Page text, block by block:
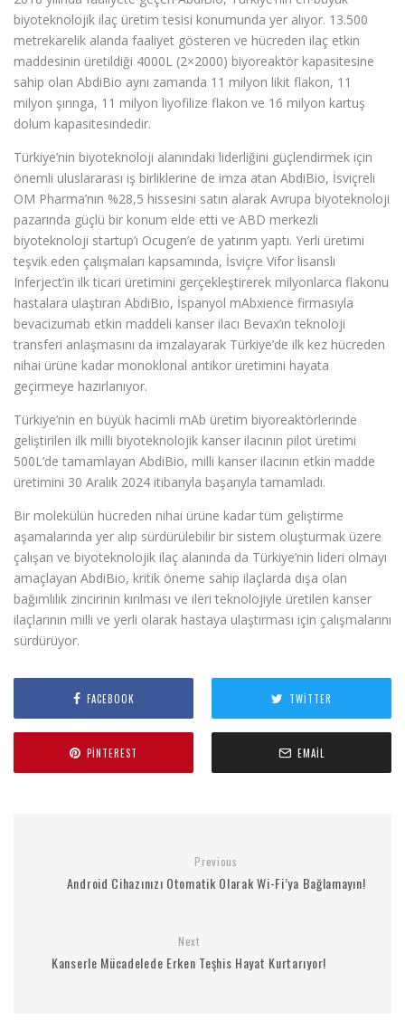
biyoteknolojik ilaç üretim tesisi konumunda yer alıyor. 13.500
metrekarelik alanda faaliyet gösteren ve hücreden ilaç etkin
maddesinin üretildiği 4000L (2×2000) biyoreaktör kapasitesine
sahip olan AbdiBio aynı zamanda 11 milyon likit flakon, 11
milyon şırınga, 11 milyon liyofilize flakon ve 16 milyon kartuş
dolum kapasitesindedir.
Türkiye’nin biyoteknoloji alanındaki liderliğini güçlendirmek için
önemli uluslararası iş birliklerine de imza atan AbdiBio, İsviçreli
OM Pharma’nın %28,5 hissesini satın alarak Avrupa biyoteknoloji
pazarında güçlü bir konum elde etti ve ABD merkezli
biyoteknoloji startup’ı Ocugen’e de yatırım yaptı. Yerli üretimi
teşvik eden çalışmaları kapsamında, İsviçre Vifor lisanslı
Inferject’in ilk ticari üretimini gerçekleştirerek milyonlarca flakonu
hastalara ulaştıran AbdiBio, İspanyol mAbxience firmasıyla
bevacizumab etkin maddeli kanser ilacı Bevax’ın teknoloji
transferi anlaşmasını da imzalayarak Türkiye’de ilk kez hücreden
nihai ürüne kadar monoklonal antikor üretimini hayata
geçirmeye hazırlanıyor.
Türkiye’nin en büyük hacimli mAb üretim biyoreaktörlerinde
geliştirilen ilk milli biyoteknolojik kanser ilacının pilot üretimi
500L’de tamamlayan AbdiBio, milli kanser ilacının etkin madde
üretimini 30 Aralık 2024 itibarıyla başarıyla tamamladı.
Bir molekülün hücreden nihai ürüne kadar tüm geliştirme
aşamalarında yer alıp sürdürülebilir bir sistem oluşturmak üzere
çalışan ve biyoteknolojik ilaç alanında da Türkiye’nin lideri olmayı
amaçlayan AbdiBio, kritik öneme sahip ilaçlarda dışa olan
bağımlılık zincirinin kırılması ve ileri teknolojiyle üretilen kanser
ilaçlarının milli ve yerli olarak hastaya ulaştırması için çalışmalarını
sürdürüyor.
FACEBOOK TWITTER
PINTEREST EMAIL
Previous
Android Cihazınızı Otomatik Olarak Wi-Fi’ya Bağlamayın!
Next
Kanserle Mücadelede Erken Teşhis Hayat Kurtarıyor!